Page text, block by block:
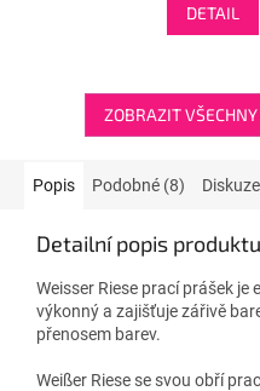
DETAIL
ZOBRAZIT
Popis Podobné (8) Diskuze
Detailní popis produktu
Weisser Riese prací prášek
výkonný a zajišťuje zářivě
přenosem barev.
Weißer Riese se svou obří